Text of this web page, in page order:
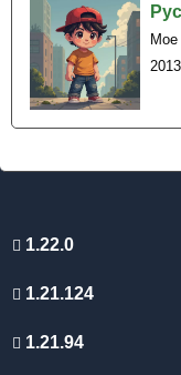
Мое
1.22.0
1.21.124
1.21.94